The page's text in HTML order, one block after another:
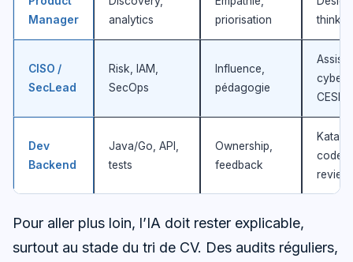
Manager
analytics
priorisation
CISO /
SecLead
Risk, IAM,
SecOps
Influence,
pédagogie
cyber,
CESIN
Dev
Backend
Java/Go, API,
tests
Ownership,
feedback
Katas,
code
review
Pour aller plus loin, l’IA doit rester explicable,
surtout au stade du tri de CV. Des audits réguliers,